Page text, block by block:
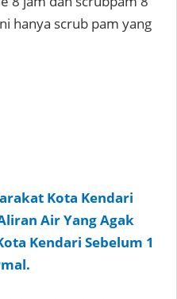
hanya scrub pam yang
Kota Kendari
Air Yang Agak
Kendari Sebelum 1